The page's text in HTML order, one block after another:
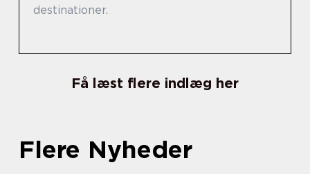
destinationer.
Få læst flere indlæg her
Flere Nyheder